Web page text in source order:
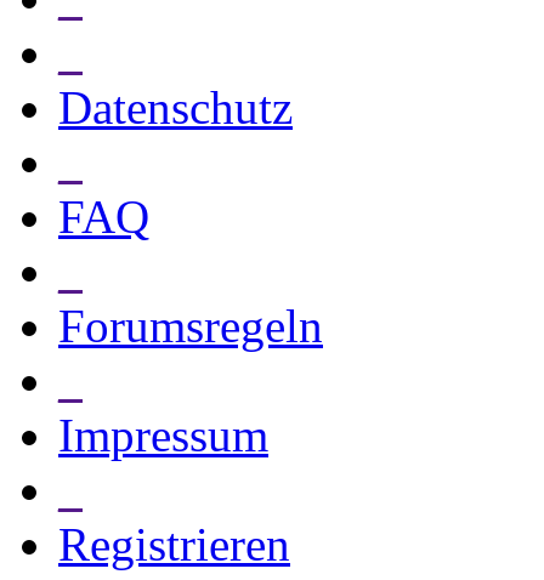
Datenschutz
FAQ
Forumsregeln
Impressum
Registrieren